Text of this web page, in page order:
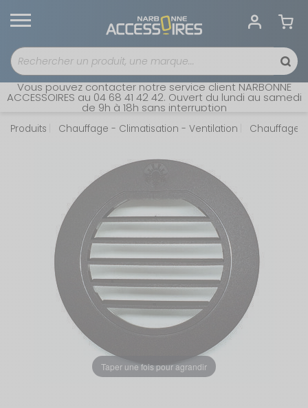
Vous pouvez contacter notre service client NARBONNE
ACCESSOIRES au 04 68 41 42 42. Ouvert du lundi au samedi
de 9h à 18h sans interruption
Produits Chauffage - Climatisation - Ventilation
Taper une fois pour agrandir